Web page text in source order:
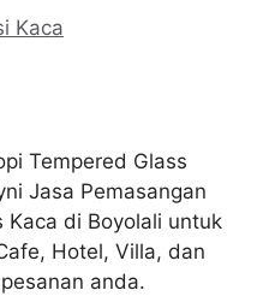
Kaca
Tempered Glass
Jasa Pemasangan
Kaca di Boyolali untuk
Hotel, Villa, dan
anda.